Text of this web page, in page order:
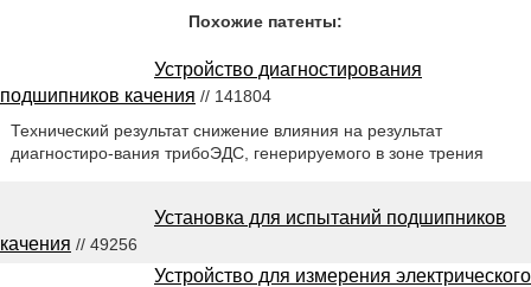
Похожие патенты:
Устройство диагностирования
подшипников качения // 141804
Технический результат снижение влияния на результат
диагностиро-вания трибоЭДС, генерируемого в зоне трения
Установка для испытаний подшипников
качения // 49256
Устройство для измерения электрического